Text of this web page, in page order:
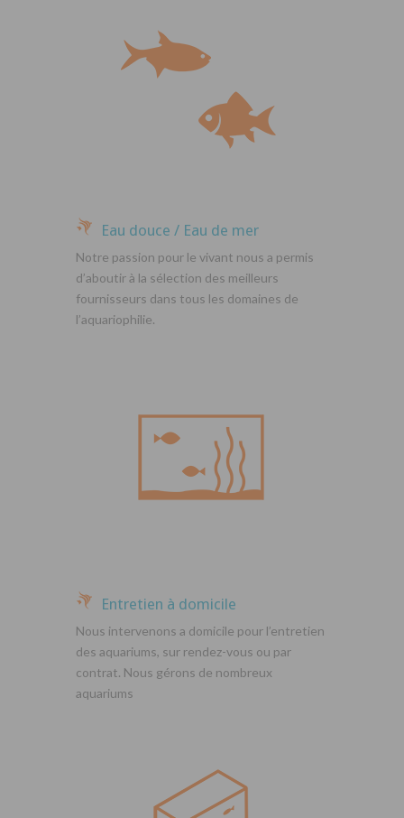
Eau douce / Eau de mer
Notre passion pour le vivant nous a permis
d’aboutir à la sélection des meilleurs
fournisseurs dans tous les domaines de
l’aquariophilie.
Entretien à domicile
Nous intervenons a domicile pour l’entretien
des aquariums, sur rendez-vous ou par
contrat. Nous gérons de nombreux
aquariums